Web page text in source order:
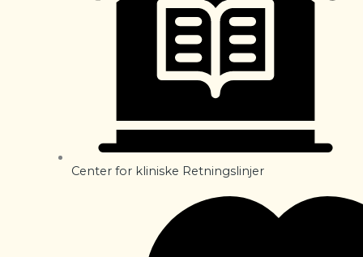
Center for kliniske Retningslinjer